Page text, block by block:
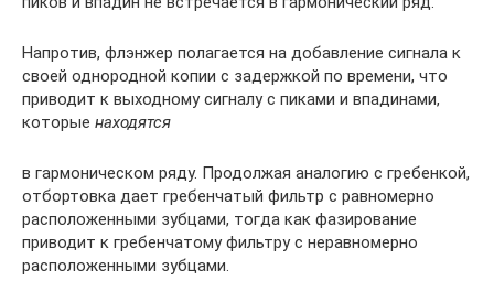
Напротив, флэнжер полагается на добавление сигнала к
своей однородной копии с задержкой по времени, что
приводит к выходному сигналу с пиками и впадинами,
которые находятся
в гармоническом ряду. Продолжая аналогию с гребенкой,
отбортовка дает гребенчатый фильтр с равномерно
расположенными зубцами, тогда как фазирование
приводит к гребенчатому фильтру с неравномерно
расположенными зубцами.